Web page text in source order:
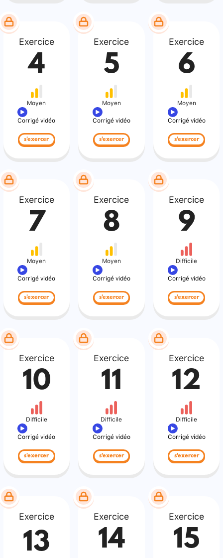
Exercice
4
Moyen
Corrigé vidéo
s'exercer
Exercice
5
Moyen
Corrigé vidéo
s'exercer
Exercice
6
Moyen
Corrigé vidéo
s'exercer
Exercice
7
Moyen
Corrigé vidéo
s'exercer
Exercice
8
Moyen
Corrigé vidéo
s'exercer
Exercice
9
Difficile
Corrigé vidéo
s'exercer
Exercice
10
Difficile
Corrigé vidéo
s'exercer
Exercice
11
Difficile
Corrigé vidéo
s'exercer
Exercice
12
Difficile
Corrigé vidéo
s'exercer
Exercice
13
Exercice
14
Exercice
15